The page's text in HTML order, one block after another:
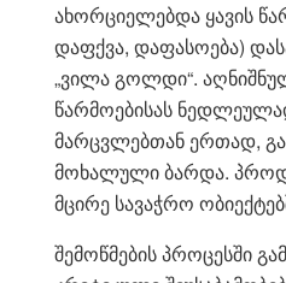
ახორციელებდა ყავის
დაფქვა, დაფასოება)
„ვილა გოლდი“.
წარმოებისას
მარცვლებთან ერთად,
მოხალული ბარდა.
მცირე სავაჭრო
შემოწმების პროცესში